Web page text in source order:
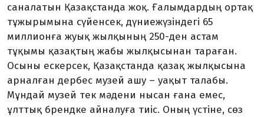
саналатын Қазақстанда жоқ. Ғалымдардың ортақ
тұжы­рымына сүйенсек, дүние­жүзін­дегі 65
миллионға жуық жылқы­ның 250-ден астам
тұқымы қазақ­тың жабы жылқысынан тараған.
Осыны ескерсек, Қа­зақ­станда қазақ жылқысына
арналған дербес музей ашу – уақыт талабы.
Мұндай музей тек мәдени нысан ғана емес,
ұлттық брендке айналуға тиіс. Оның үстіне, сөз